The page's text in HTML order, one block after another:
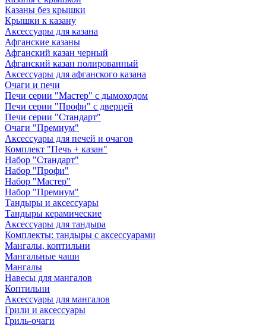
Казаны без крышки
Крышки к казану
Аксессуары для казана
Афганские казаны
Афганский казан черный
Афганский казан полированный
Аксессуары для афганского казана
Очаги и печи
Печи серии "Мастер" с дымоходом
Печи серии "Профи" с дверцей
Печи серии "Стандарт"
Очаги "Премиум"
Аксессуары для печей и очагов
Комплект "Печь + казан"
Набор "Стандарт"
Набор "Профи"
Набор "Мастер"
Набор "Премиум"
Тандыры и аксессуары
Тандыры керамические
Аксессуары для тандыра
Комплекты: тандыры с аксессуарами
Мангалы, коптильни
Мангальные чаши
Мангалы
Навесы для мангалов
Коптильни
Аксессуары для мангалов
Грили и аксессуары
Гриль-очаги